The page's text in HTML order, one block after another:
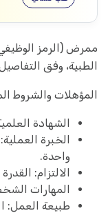
الطبية، وفق التفاصيل
المؤهلات والشروط
الشهادة
الخبرة
واحدة.
الالتزام:
المهارات
طبيعة العمل: